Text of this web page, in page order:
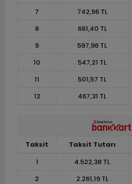
7
742,96 TL
8
661,40 TL
9
597,96 TL
10
547,21 TL
11
501,57 TL
12
467,31 TL
Taksit Taksit Tutarı
1
4.522,38 TL
2
2.261,19 TL